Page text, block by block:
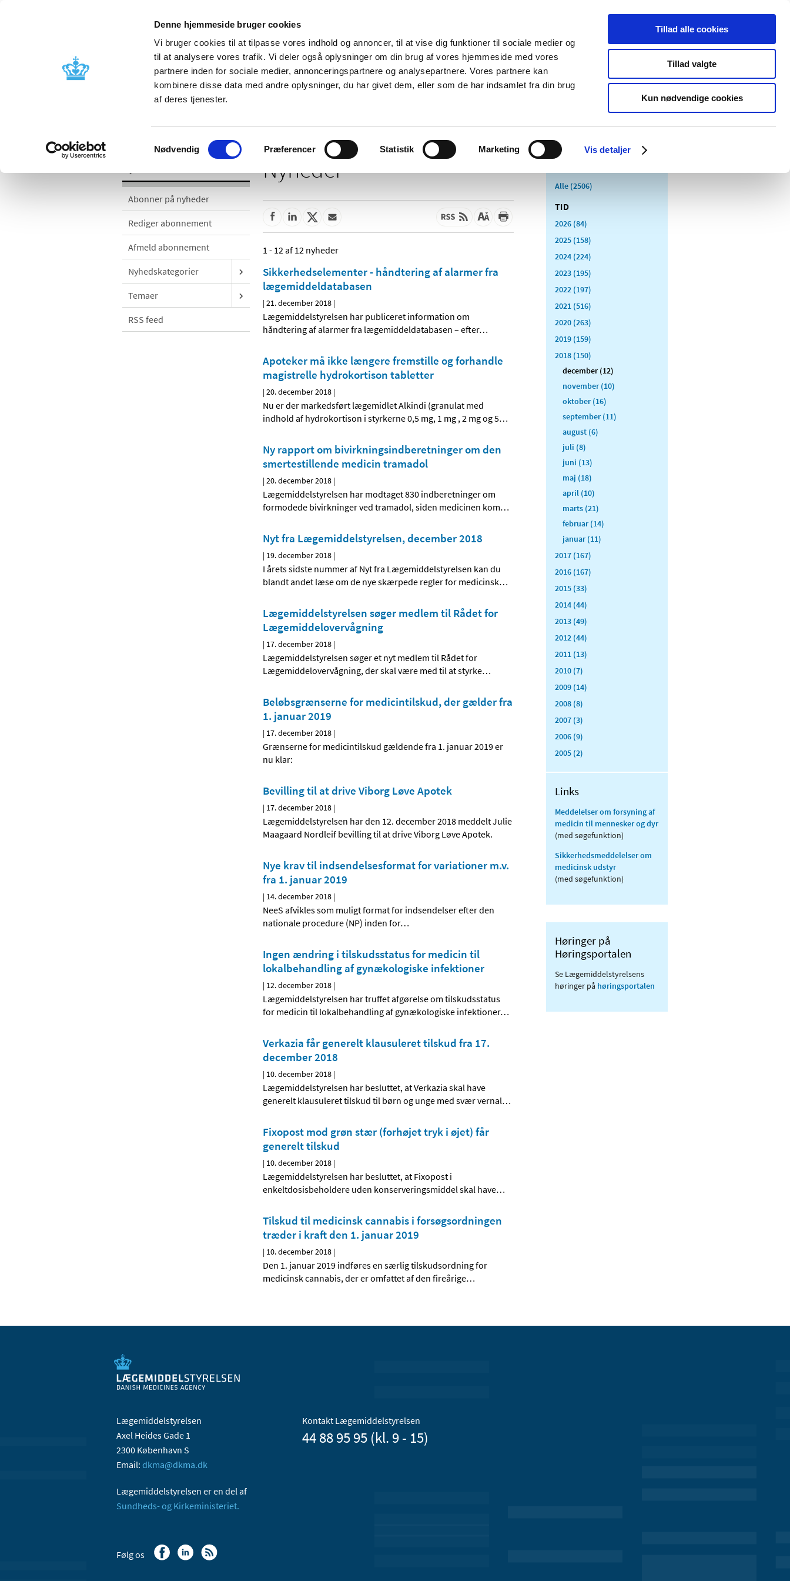
Denne hjemmeside bruger cookies
Vi bruger cookies til at tilpasse vores indhold og annoncer, til at vise dig funktioner til sociale medier og
til at analysere vores trafik. Vi deler også oplysninger om din brug af vores hjemmeside med vores
partnere inden for sociale medier, annonceringspartnere og analysepartnere. Vores partnere kan
kombinere disse data med andre oplysninger, du har givet dem, eller som de har indsamlet fra din brug
af deres tjenester.
Samtykkevalg
Nødvendig Præferencer Statistik Marketing Vis detaljer
Tillad alle cookies
Tillad valgte
Kun nødvendige cookies
Nyheder Om os Kontakt Udgivelser
Godkendelse og
Bivirkninger og
produktinformation
Tilskud og
Apoteker og salg af
Medicinsk
Særlige
produktområder
Abonner på nyheder
Rediger abonnement
Afmeld abonnement
Nyhedskategorier
Temaer
RSS feed
Nyheder
1 - 12 af 12 nyheder
Sikkerhedselementer - håndtering af alarmer fra
lægemiddeldatabasen
|21. december 2018 |
Lægemiddelstyrelsen har publiceret information om
håndtering af alarmer fra lægemiddeldatabasen – efter…
Apoteker må ikke længere fremstille og forhandle
magistrelle hydrokortison tabletter
|20. december 2018 |
Nu er der markedsført lægemidlet Alkindi (granulat med
indhold af hydrokortison i styrkerne 0,5 mg, 1 mg , 2 mg og 5…
Ny rapport om bivirkningsindberetninger om den
smertestillende medicin tramadol
|20. december 2018 |
Lægemiddelstyrelsen har modtaget 830 indberetninger om
formodede bivirkninger ved tramadol, siden medicinen kom…
Nyt fra Lægemiddelstyrelsen, december 2018
| 19. december 2018 |
I årets sidste nummer af Nyt fra Lægemiddelstyrelsen kan du
blandt andet læse om de nye skærpede regler for medicinsk…
Lægemiddelstyrelsen søger medlem til Rådet for
Lægemiddelovervågning
| 17. december 2018 |
Lægemiddelstyrelsen søger et nyt medlem til Rådet for
Lægemiddelovervågning, der skal være med til at styrke…
Beløbsgrænserne for medicintilskud, der gælder fra
1. januar 2019
| 17. december 2018 |
Grænserne for medicintilskud gældende fra 1. januar 2019 er
nu klar:
Bevilling til at drive Viborg Løve Apotek
| 17. december 2018 |
Lægemiddelstyrelsen har den 12. december 2018 meddelt Julie
Maagaard Nordleif bevilling til at drive Viborg Løve Apotek.
Nye krav til indsendelsesformat for variationer m.v.
fra 1. januar 2019
| 14. december 2018 |
NeeS afvikles som muligt format for indsendelser efter den
nationale procedure (NP) inden for…
Ingen ændring i tilskudsstatus for medicin til
lokalbehandling af gynækologiske infektioner
| 12. december 2018 |
Lægemiddelstyrelsen har truffet afgørelse om tilskudsstatus
for medicin til lokalbehandling af gynækologiske infektioner…
Verkazia får generelt klausuleret tilskud fra 17.
december 2018
| 10. december 2018 |
Lægemiddelstyrelsen har besluttet, at Verkazia skal have
generelt klausuleret tilskud til børn og unge med svær vernal…
Fixopost mod grøn stær (forhøjet tryk i øjet) får
generelt tilskud
| 10. december 2018 |
Lægemiddelstyrelsen har besluttet, at Fixopost i
enkeltdosisbeholdere uden konserveringsmiddel skal have…
Tilskud til medicinsk cannabis i forsøgsordningen
træder i kraft den 1. januar 2019
| 10. december 2018 |
Den 1. januar 2019 indføres en særlig tilskudsordning for
medicinsk cannabis, der er omfattet af den fireårige…
Alle (2506)
TID
2026 (84)
2025 (158)
2024 (224)
2023 (195)
2022 (197)
2021 (516)
2020 (263)
2019 (159)
2018 (150)
december (12)
november (10)
oktober (16)
september (11)
august (6)
juli (8)
juni (13)
maj (18)
april (10)
marts (21)
februar (14)
januar (11)
2017 (167)
2016 (167)
2015 (33)
2014 (44)
2013 (49)
2012 (44)
2011 (13)
2010 (7)
2009 (14)
2008 (8)
2007 (3)
2006 (9)
2005 (2)
Links
Meddelelser om forsyning af
medicin til mennesker og dyr
(med søgefunktion)
Sikkerhedsmeddelelser om
medicinsk udstyr
(med søgefunktion)
Høringer på
Høringsportalen
Se Lægemiddelstyrelsens
høringer på høringsportalen
Lægemiddelstyrelsen
Axel Heides Gade 1
2300 København S
Email: dkma@dkma.dk
Lægemiddelstyrelsen er en del af
Sundheds- og Kirkeministeriet.
Kontakt Lægemiddelstyrelsen
44 88 95 95 (kl. 9 - 15)
Følg os